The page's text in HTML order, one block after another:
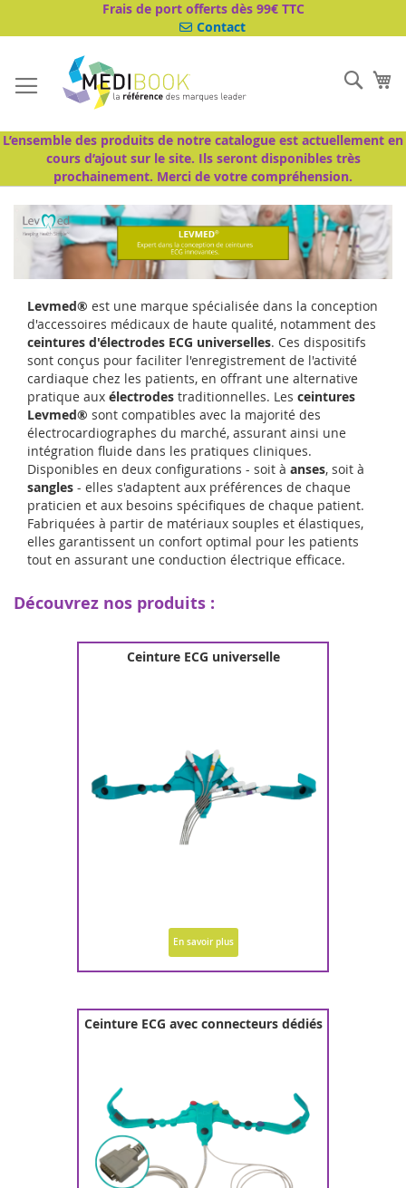
Frais de port offerts dès 99€ TTC
Contact
L’ensemble des produits de notre catalogue est actuellement en
cours d’ajout sur le site. Ils seront disponibles très
prochainement. Merci de votre compréhension.
Levmed® est une marque spécialisée dans la conception
d'accessoires médicaux de haute qualité, notamment des
ceintures d'électrodes ECG universelles. Ces dispositifs
sont conçus pour faciliter l'enregistrement de l'activité
cardiaque chez les patients, en offrant une alternative
pratique aux électrodes traditionnelles. Les ceintures
Levmed® sont compatibles avec la majorité des
électrocardiographes du marché, assurant ainsi une
intégration fluide dans les pratiques cliniques.
Disponibles en deux configurations - soit à anses, soit à
sangles - elles s'adaptent aux préférences de chaque
praticien et aux besoins spécifiques de chaque patient.
Fabriquées à partir de matériaux souples et élastiques,
elles garantissent un confort optimal pour les patients
tout en assurant une conduction électrique efficace.
Découvrez nos produits :
Ceinture ECG universelle
En savoir plus
Ceinture ECG avec connecteurs dédiés